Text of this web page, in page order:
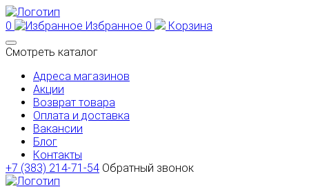
0 Избранное 0
Корзина
Смотреть каталог
Адреса магазинов
Акции
Возврат товара
Оплата и доставка
Вакансии
Блог
Контакты
+7 (383) 214-71-54 Обратный звонок